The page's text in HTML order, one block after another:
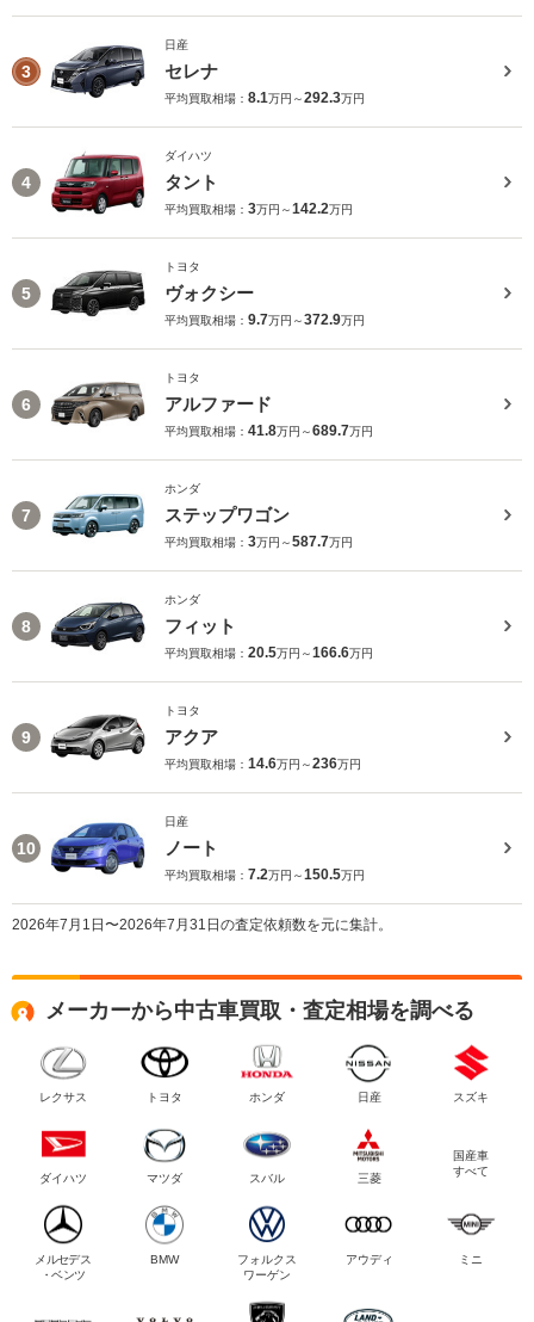
3
日産
セレナ
平均買取相場： 8.1万円～292.3万円
4
ダイハツ
タント
平均買取相場： 3万円～142.2万円
5
トヨタ
ヴォクシー
平均買取相場： 9.7万円～372.9万円
6
トヨタ
アルファード
平均買取相場： 41.8万円～689.7万円
7
ホンダ
ステップワゴン
平均買取相場： 3万円～587.7万円
8
ホンダ
フィット
平均買取相場： 20.5万円～166.6万円
9
トヨタ
アクア
平均買取相場： 14.6万円～236万円
10
日産
ノート
平均買取相場： 7.2万円～150.5万円
2026年7月1日〜2026年7月31日の査定依頼数を元に集計。
メーカーから中古車買取・査定相場を調べる
レクサス トヨタ ホンダ 日産 スズキ
ダイハツ マツダ スバル 三菱
国産車
すべて
メルセデス
・ベンツ
BMW
フォルクス
ワーゲン
アウディ ミニ